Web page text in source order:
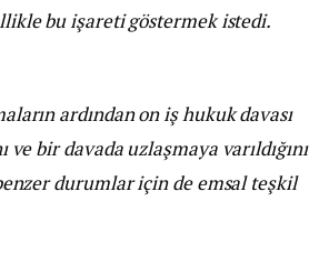
bu işareti göstermek istedi.
ardından on iş hukuk davası
ve bir davada uzlaşmaya varıldığını
durumlar için de emsal teşkil